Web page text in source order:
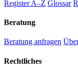
Register A–Z Glossar
Beratung
Beratung anfragen
Rechtliches